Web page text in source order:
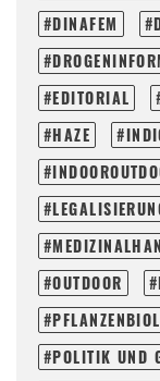
DINAFEM
EDITORIAL
HAZE
OUTDOOR
POLITIK UND